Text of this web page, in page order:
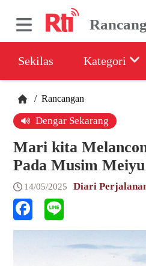
Sekilas Kategori
/ Rancangan
Dengar Sekarang
Mari kita
Pada Musim Meiyu
14/05/2025 Diari